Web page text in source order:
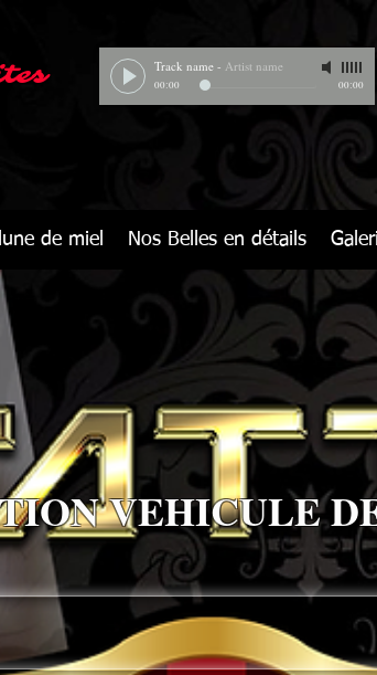
Track name - Artist name
00:00 00:00
de miel Nos Belles en détails
VEHICULE